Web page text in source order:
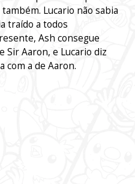
Lucario não sabia
traído a todos
Ash consegue
Sir Aaron, e Lucario diz
com a de Aaron.